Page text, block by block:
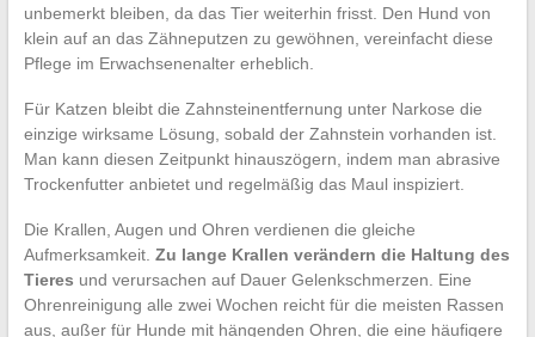
unbemerkt bleiben, da das Tier weiterhin frisst. Den Hund von
klein auf an das Zähneputzen zu gewöhnen, vereinfacht diese
Pflege im Erwachsenenalter erheblich.
Für Katzen bleibt die Zahnsteinentfernung unter Narkose die
einzige wirksame Lösung, sobald der Zahnstein vorhanden ist.
Man kann diesen Zeitpunkt hinauszögern, indem man abrasive
Trockenfutter anbietet und regelmäßig das Maul inspiziert.
Die Krallen, Augen und Ohren verdienen die gleiche
Aufmerksamkeit. Zu lange Krallen verändern die Haltung des
Tieres und verursachen auf Dauer Gelenkschmerzen. Eine
Ohrenreinigung alle zwei Wochen reicht für die meisten Rassen
aus, außer für Hunde mit hängenden Ohren, die eine häufigere